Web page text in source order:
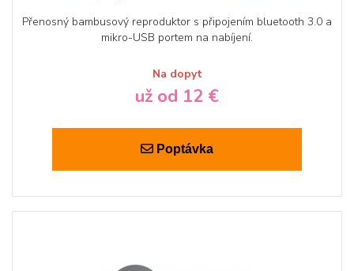
Přenosný bambusový reproduktor s připojením bluetooth 3.0 a
mikro-USB portem na nabíjení.
Na dopyt
už od 12 €
Poptávka